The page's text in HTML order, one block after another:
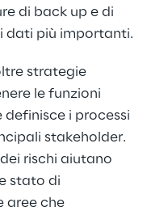
di back up e di
dati più importanti.
strategie
le funzioni
i processi
stakeholder.
rischi aiutano
stato di
aree che